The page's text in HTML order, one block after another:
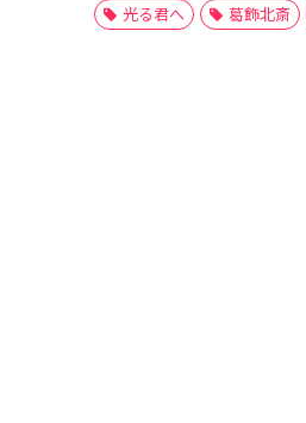
光る君へ
葛飾北斎